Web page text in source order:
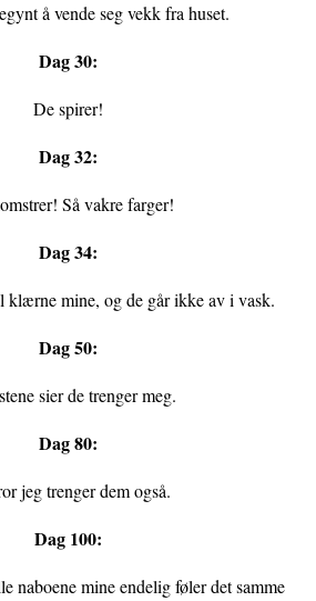
å vende seg vekk fra huset.
Dag 30:
De spirer!
Dag 32:
Så vakre farger!
Dag 34:
klærne mine, og de går ikke av i vask.
Dag 50:
sier de trenger meg.
Dag 80:
jeg trenger dem også.
Dag 100:
naboene mine endelig føler det samme